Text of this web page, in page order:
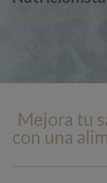
Mejora tu
con una